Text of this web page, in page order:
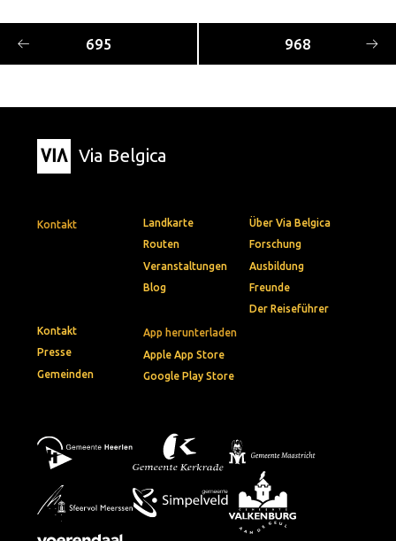
695 968
Via Belgica
Kontakt
App herunterladen
Apple App Store
Google Play Store
Landkarte
Routen
Veranstaltungen
Blog
Über Via Belgica
Forschung
Ausbildung
Freunde
Der Reiseführer
Kontakt
Presse
Gemeinden